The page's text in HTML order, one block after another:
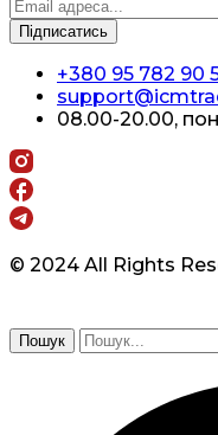
+380 95 782 90
08.00-20.00,
© 2024 All Rights
Пошук